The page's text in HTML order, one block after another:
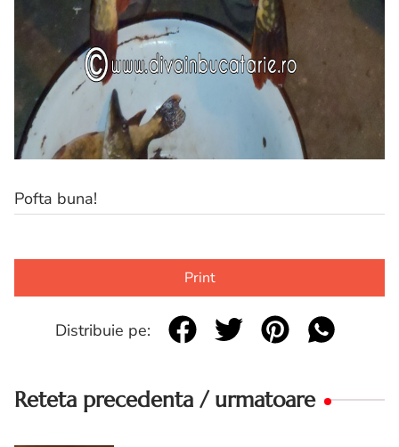
Pofta buna!
Print
Distribuie pe:
Reteta precedenta / urmatoare